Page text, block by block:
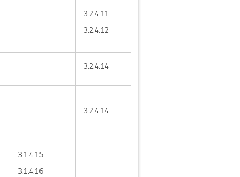
3.​2.​4.​11
3.​2.​4.​12
3.​2.​4.​14
3.​2.​4.​14
3.​1.​4.​15
3.​1.​4.​16